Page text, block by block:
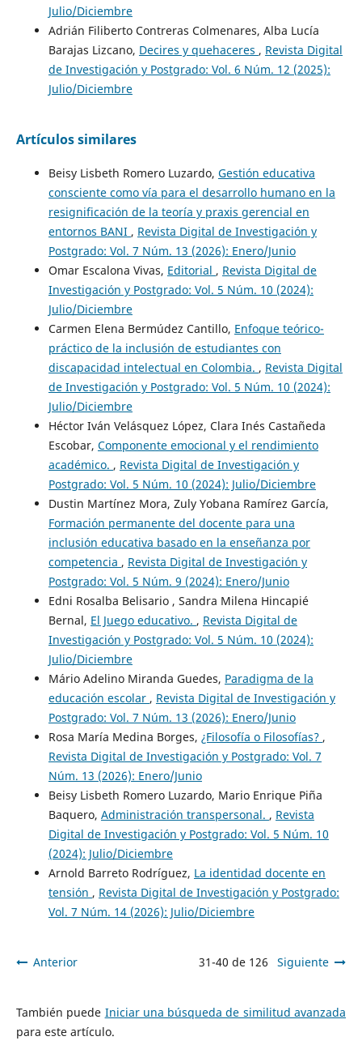
Julio/Diciembre
Adrián Filiberto Contreras Colmenares, Alba Lucía
Barajas Lizcano, Decires y quehaceres , Revista Digital
de Investigación y Postgrado: Vol. 6 Núm. 12 (2025):
Julio/Diciembre
Artículos similares
Beisy Lisbeth Romero Luzardo, Gestión educativa
consciente como vía para el desarrollo humano en la
resignificación de la teoría y praxis gerencial en
entornos BANI , Revista Digital de Investigación y
Postgrado: Vol. 7 Núm. 13 (2026): Enero/Junio
Omar Escalona Vivas, Editorial , Revista Digital de
Investigación y Postgrado: Vol. 5 Núm. 10 (2024):
Julio/Diciembre
Carmen Elena Bermúdez Cantillo, Enfoque teórico-
práctico de la inclusión de estudiantes con
discapacidad intelectual en Colombia. , Revista Digital
de Investigación y Postgrado: Vol. 5 Núm. 10 (2024):
Julio/Diciembre
Héctor Iván Velásquez López, Clara Inés Castañeda
Escobar, Componente emocional y el rendimiento
académico. , Revista Digital de Investigación y
Postgrado: Vol. 5 Núm. 10 (2024): Julio/Diciembre
Dustin Martínez Mora, Zuly Yobana Ramírez García,
Formación permanente del docente para una
inclusión educativa basado en la enseñanza por
competencia , Revista Digital de Investigación y
Postgrado: Vol. 5 Núm. 9 (2024): Enero/Junio
Edni Rosalba Belisario , Sandra Milena Hincapié
Bernal, El Juego educativo. , Revista Digital de
Investigación y Postgrado: Vol. 5 Núm. 10 (2024):
Julio/Diciembre
Mário Adelino Miranda Guedes, Paradigma de la
educación escolar , Revista Digital de Investigación y
Postgrado: Vol. 7 Núm. 13 (2026): Enero/Junio
Rosa María Medina Borges, ¿Filosofía o Filosofías? ,
Revista Digital de Investigación y Postgrado: Vol. 7
Núm. 13 (2026): Enero/Junio
Beisy Lisbeth Romero Luzardo, Mario Enrique Piña
Baquero, Administración transpersonal. , Revista
Digital de Investigación y Postgrado: Vol. 5 Núm. 10
(2024): Julio/Diciembre
Arnold Barreto Rodríguez, La identidad docente en
tensión , Revista Digital de Investigación y Postgrado:
Vol. 7 Núm. 14 (2026): Julio/Diciembre
Anterior 31-40 de 126 Siguiente
También puede Iniciar una búsqueda de similitud avanzada
para este artículo.